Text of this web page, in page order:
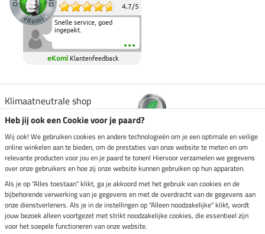
4.7/5
Snelle service, goed
ingepakt.
eKomi Klantenfeedback
Klimaatneutrale shop
Verzending per
Veilig betalen met
Impressum
Heb jij ook een Cookie voor je paard?
Wij ook! We gebruiken cookies en andere technologieën om je een optimale en veilige
online winkelen aan te bieden, om de prestaties van onze website te meten en om
relevante producten voor jou en je paard te tonen! Hiervoor verzamelen we gegevens
over onze gebruikers en hoe zij onze website kunnen gebruiken op hun apparaten.
Als je op "Alles toestaan" klikt, ga je akkoord met het gebruik van cookies en de
bijbehorende verwerking van je gegevens en met de overdracht van de gegevens aan
onze dienstverleners. Als je in de instellingen op "Alleen noodzakelijke" klikt, wordt
jouw bezoek alleen voortgezet met strikt noodzakelijke cookies, die essentieel zijn
voor het soepele functioneren van onze website.